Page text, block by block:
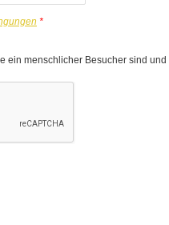
*
ein menschlicher Besucher sind